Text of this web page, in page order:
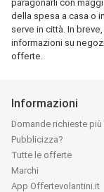
paragonarli con
della spesa a casa o
serve in città. In
informazioni su
offerte.
Informazioni
Domande richieste
Pubblicizza?
Tutte le offerte
Marchi
App Offertevolantini.it